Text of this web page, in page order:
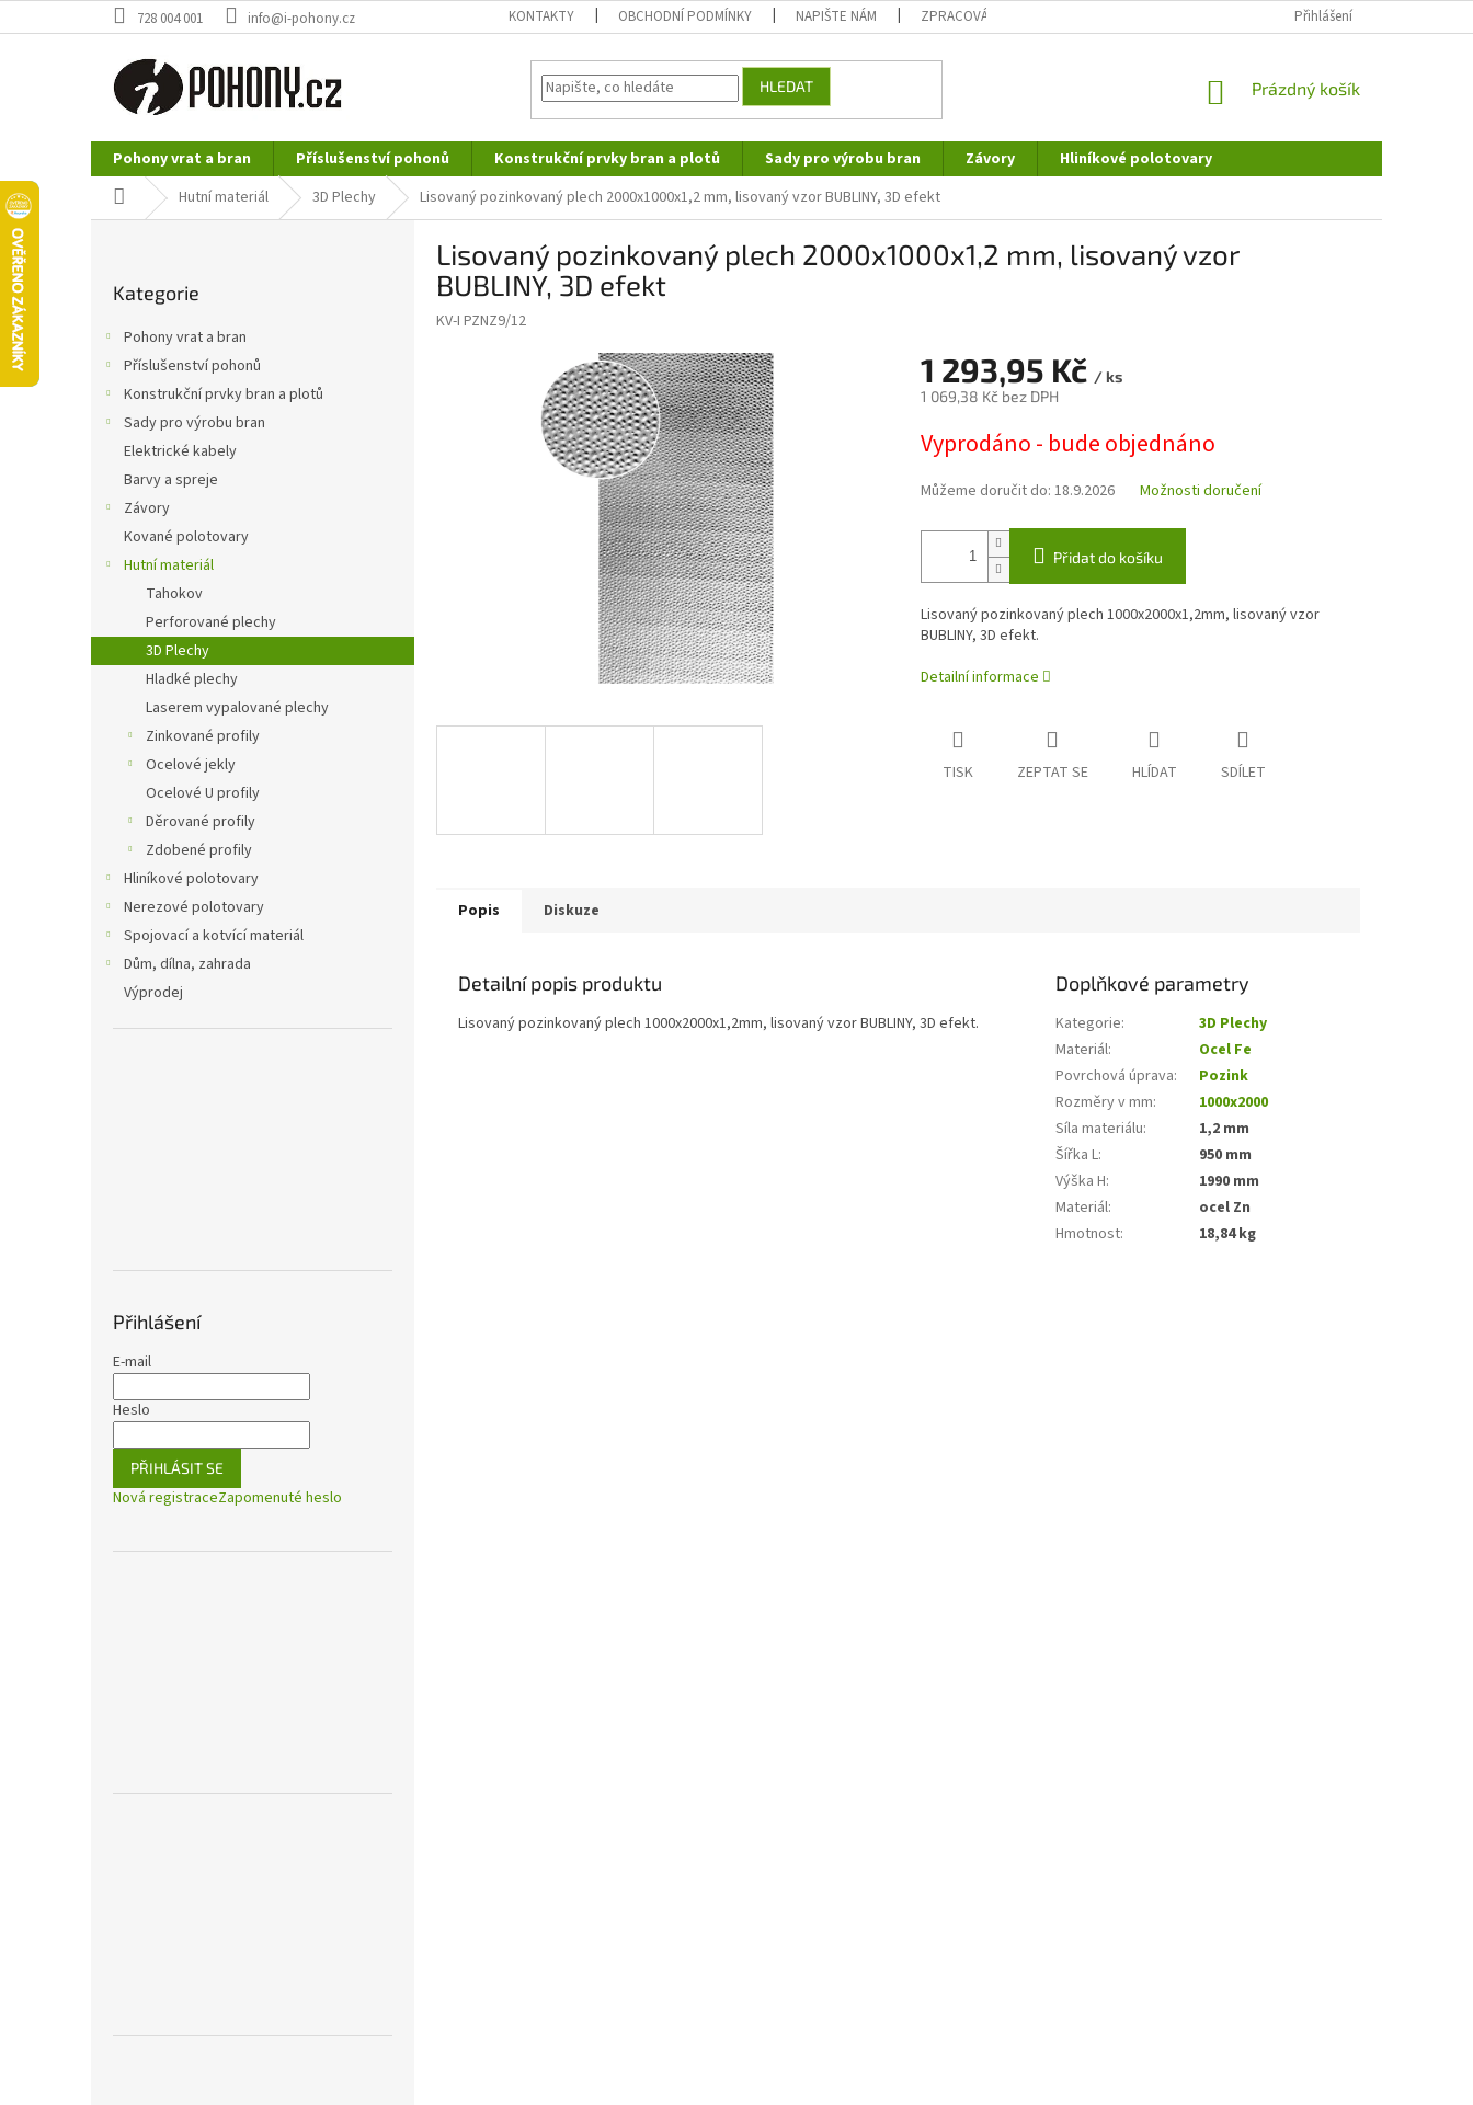
na
728 004 001 info@i-pohony.cz KONTAKTY OBCHODNÍ PODMÍNKY NAPIŠTE NÁM ZPRACOVÁNÍ OSOBNÍCH ÚDAJŮ REKLAMAČNÍ ŘÁD
Přihlášení
HLEDAT
NÁKUPNÍ
Prázdný košík
Pohony vrat a bran Příslušenství pohonů Konstrukční prvky bran a plotů Sady pro výrobu bran Závory
Hliníkové polotovary
Nerezové polotovary
Hutní materiál
Domů Hutní materiál 3D Plechy Lisovaný pozinkovaný plech 2000x1000x1,2 mm, lisovaný vzor BUBLINY, 3D efekt
kategorie
Kategorie
Pohony vrat a bran
Příslušenství pohonů
Konstrukční prvky bran a plotů
Sady pro výrobu bran
Elektrické kabely
Barvy a spreje
Závory
Kované polotovary
Hutní materiál
Tahokov
Perforované plechy
3D Plechy
Hladké plechy
Laserem vypalované plechy
Zinkované profily
Ocelové jekly
Ocelové U profily
Děrované profily
Zdobené profily
Hliníkové polotovary
Nerezové polotovary
Spojovací a kotvící materiál
Dům, dílna, zahrada
Výprodej
Přihlášení
E-mail
Heslo
PŘIHLÁSIT SE
Nová registraceZapomenuté heslo
Lisovaný pozinkovaný plech 2000x1000x1,2 mm, lisovaný vzor
BUBLINY, 3D efekt
KV-I PZNZ9/12
1 293,95 Kč / ks
1 069,38 Kč bez DPH
cena:
Vyprodáno - bude objednáno
Můžeme doručit do: 18.9.2026 Možnosti doručení
Přidat do košíku
Lisovaný pozinkovaný plech 1000x2000x1,2mm, lisovaný vzor
BUBLINY, 3D efekt.
Detailní informace
TISK ZEPTAT SE HLÍDAT SDÍLET
Popis Diskuze
Detailní popis produktu
Lisovaný pozinkovaný plech 1000x2000x1,2mm, lisovaný vzor BUBLINY, 3D efekt.
Doplňkové parametry
Kategorie:
3D Plechy
Materiál:
Ocel Fe
Povrchová úprava:
Pozink
Rozměry v mm:
1000x2000
Síla materiálu:
1,2 mm
Šířka L:
950 mm
Výška H:
1990 mm
Materiál:
ocel Zn
Hmotnost: 18,84 kg